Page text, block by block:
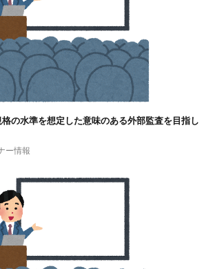
の水準を想定した意味のある外部監査を目指し
ー情報